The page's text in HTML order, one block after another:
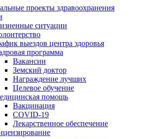
проекты здравоохранения
ситуации
выездов центра здоровья
программа
Вакансии
Земский доктор
Награждение лучших
Целевое обучение
помощь
Вакцинация
COVID-19
Лекарственное обеспечение